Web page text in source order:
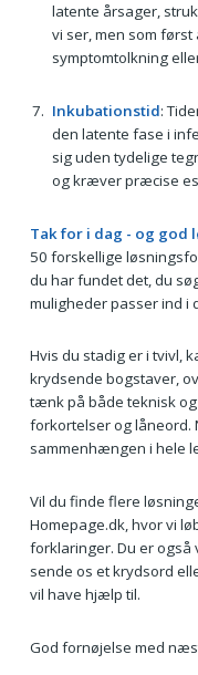
latente årsager,
vi ser, men som
symptomtolkning
Inkubationstid:
den latente fase i
sig uden tydelige
og kræver præcise
Tak for i dag - og god
50 forskellige
du har fundet det, du
muligheder passer ind i
Hvis du stadig er i tvivl,
krydsende bogstaver,
tænk på både teknisk
forkortelser og låneord.
sammenhængen i hele
Vil du finde flere
Homepage.dk, hvor vi
forklaringer. Du er også
sende os et krydsord
vil have hjælp til.
God fornøjelse med